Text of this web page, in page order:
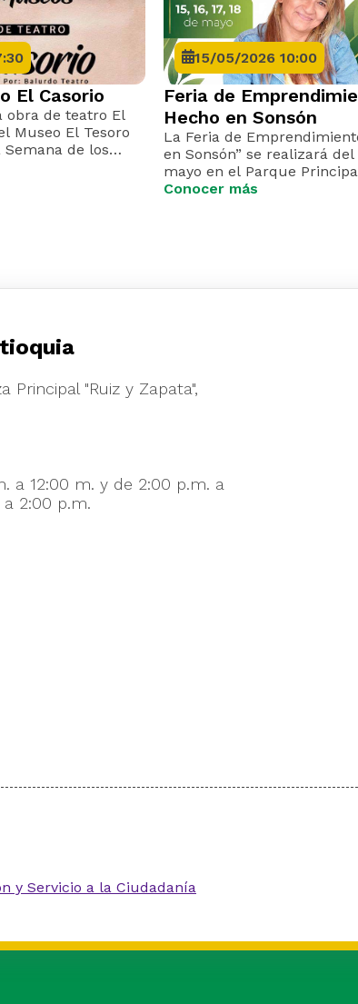
El Casorio
obra de teatro El
Museo El Tesoro
de los
15/05/2026 10:00
Feria de
Hecho en Sonsón
La Feria de
en Sonsón” se realizará del
mayo en el Parque
apoyar el talento y los
Conocer más
Principal "Ruiz y Zapata",
a 12:00 m. y de 2:00 p.m. a
2:00 p.m.
y Servicio a la Ciudadanía